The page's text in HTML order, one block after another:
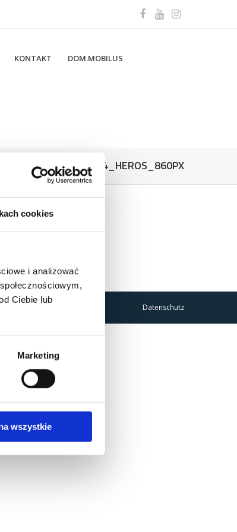
cookies
i analizować
Ciebie lub
Marketing
wszystkie
KONTAKT DOM.MOBILUS
M45_MR_33_14_HEROS_860PX
Datenschutz